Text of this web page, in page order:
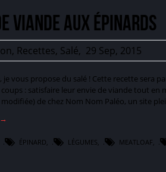
viande aux épinards
, Recettes, Salé, 29 Sep, 2015
je vous propose du salé ! Cette recette sera
: satisfaire leur envie de viande tout en
de chez Nom Nom Paléo, un site
ÉPINARD, LÉGUMES, MEATLOAF,